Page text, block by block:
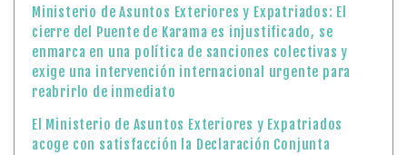
Ministerio de Asuntos Exteriores y Expatriados: El
cierre del Puente de Karama es injustificado, se
enmarca en una política de sanciones colectivas y
exige una intervención internacional urgente para
reabrirlo de inmediato
El Ministerio de Asuntos Exteriores y Expatriados
acoge con satisfacción la Declaración Conjunta